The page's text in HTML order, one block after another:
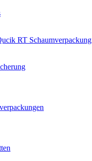
RT Schaumverpackung